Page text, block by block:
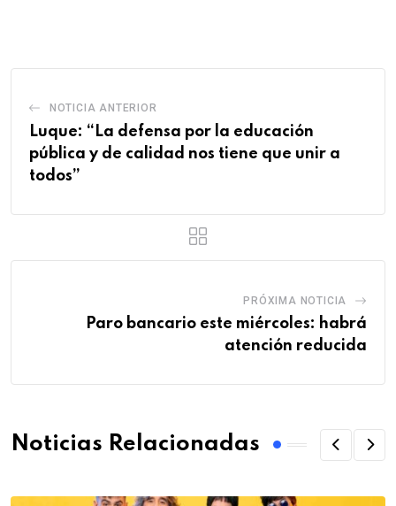
NOTICIA ANTERIOR
Luque: “La defensa por la educación
pública y de calidad nos tiene que unir a
todos”
PRÓXIMA NOTICIA
Paro bancario este miércoles: habrá
atención reducida
Noticias Relacionadas